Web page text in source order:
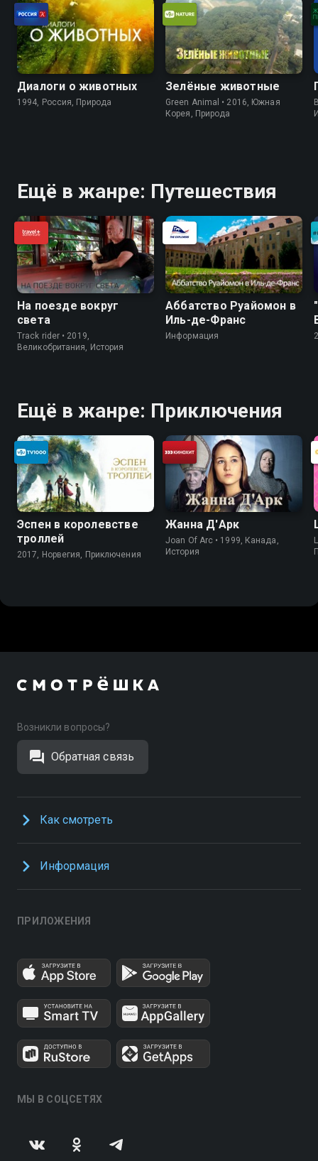
Диалоги о животных
1994, Россия, Природа
Зелёные животные
Green Animal • 2016, Южная
Корея, Природа
Ещё в жанре: Путешествия
На поезде вокруг
света
Track rider • 2019,
Великобритания, История
Аббатство Руайомон в
Иль-де-Франс
Информация
Ещё в жанре: Приключения
Эспен в королевстве
троллей
2017, Норвегия, Приключения
Жанна Д'Арк
Joan Of Arc • 1999, Канада,
История
Возникли вопросы?
Обратная связь
Как смотреть
Информация
ПРИЛОЖЕНИЯ
МЫ В СОЦСЕТЯХ